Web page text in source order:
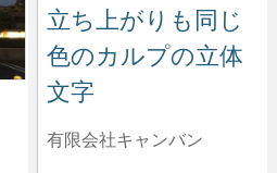
立ち上がりも同じ
色のカルプの立体
文字
有限会社キャンバン